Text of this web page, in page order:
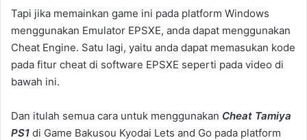
Tapi jika memainkan game ini pada platform Windows
menggunakan Emulator EPSXE, anda dapat menggunakan
Cheat Engine. Satu lagi, yaitu anda dapat memasukan kode
pada fitur cheat di software EPSXE seperti pada video di
bawah ini.
Dan itulah semua cara untuk menggunakan Cheat Tamiya
PS1 di Game Bakusou Kyodai Lets and Go pada platform